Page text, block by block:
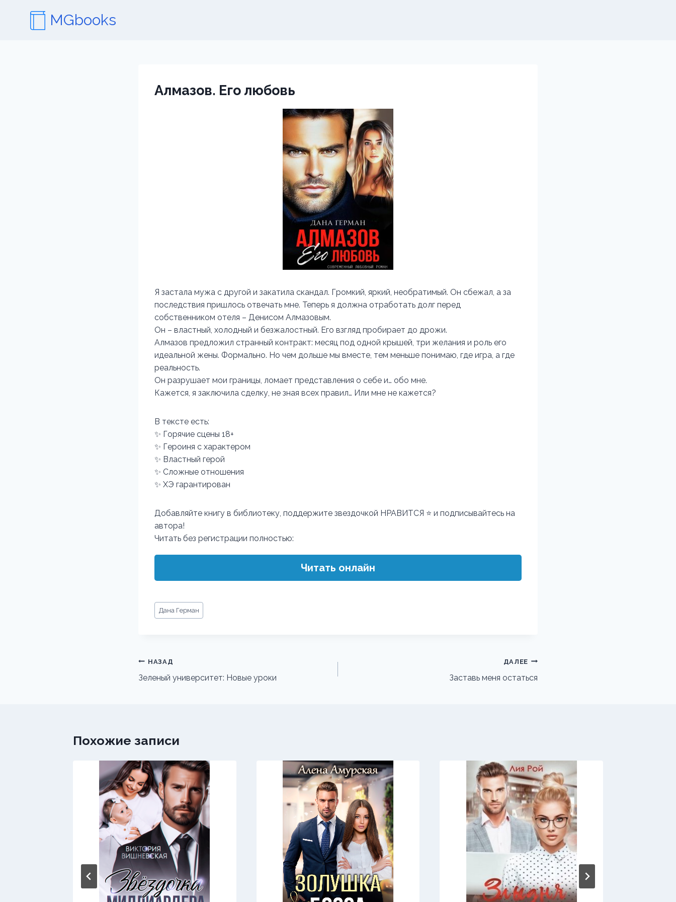
содержимому
MGbooks
Алмазов. Его любовь
Я застала мужа с другой и закатила скандал. Громкий, яркий, необратимый. Он сбежал, а за
последствия пришлось отвечать мне. Теперь я должна отработать долг перед
собственником отеля – Денисом Алмазовым.
Он – властный, холодный и безжалостный. Его взгляд пробирает до дрожи.
Алмазов предложил странный контракт: месяц под одной крышей, три желания и роль его
идеальной жены. Формально. Но чем дольше мы вместе, тем меньше понимаю, где игра, а где
реальность.
Он разрушает мои границы, ломает представления о себе и… обо мне.
Кажется, я заключила сделку, не зная всех правил… Или мне не кажется?
В тексте есть:
✨ Горячие сцены 18+
✨ Героиня с характером
✨ Властный герой
✨ Сложные отношения
✨ ХЭ гарантирован
Добавляйте книгу в библиотеку, поддержите звездочкой НРАВИТСЯ ⭐ и подписывайтесь на
автора!
Читать без регистрации полностью:
Читать онлайн
Метки
записи:
Дана Герман
Навигация
по
НАЗАД
Зеленый университет: Новые уроки
ДАЛЕЕ
Заставь меня остаться
Похожие записи